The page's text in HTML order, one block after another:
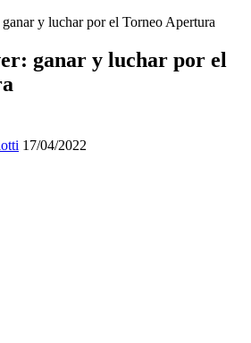
y luchar por el Torneo Apertura
ganar y luchar por el
17/04/2022